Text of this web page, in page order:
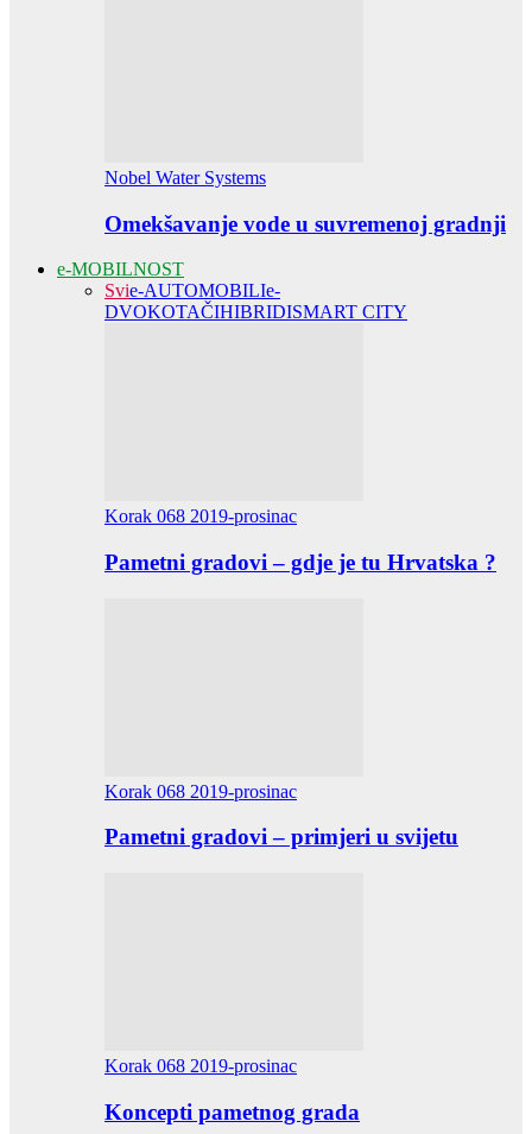
Nobel Water Systems
Omekšavanje vode u suvremenoj gradnji
e-MOBILNOST
Svie-AUTOMOBILIe-
DVOKOTAČIHIBRIDISMART CITY
Korak 068 2019-prosinac
Pametni gradovi – gdje je tu Hrvatska ?
Korak 068 2019-prosinac
Pametni gradovi – primjeri u svijetu
Korak 068 2019-prosinac
Koncepti pametnog grada